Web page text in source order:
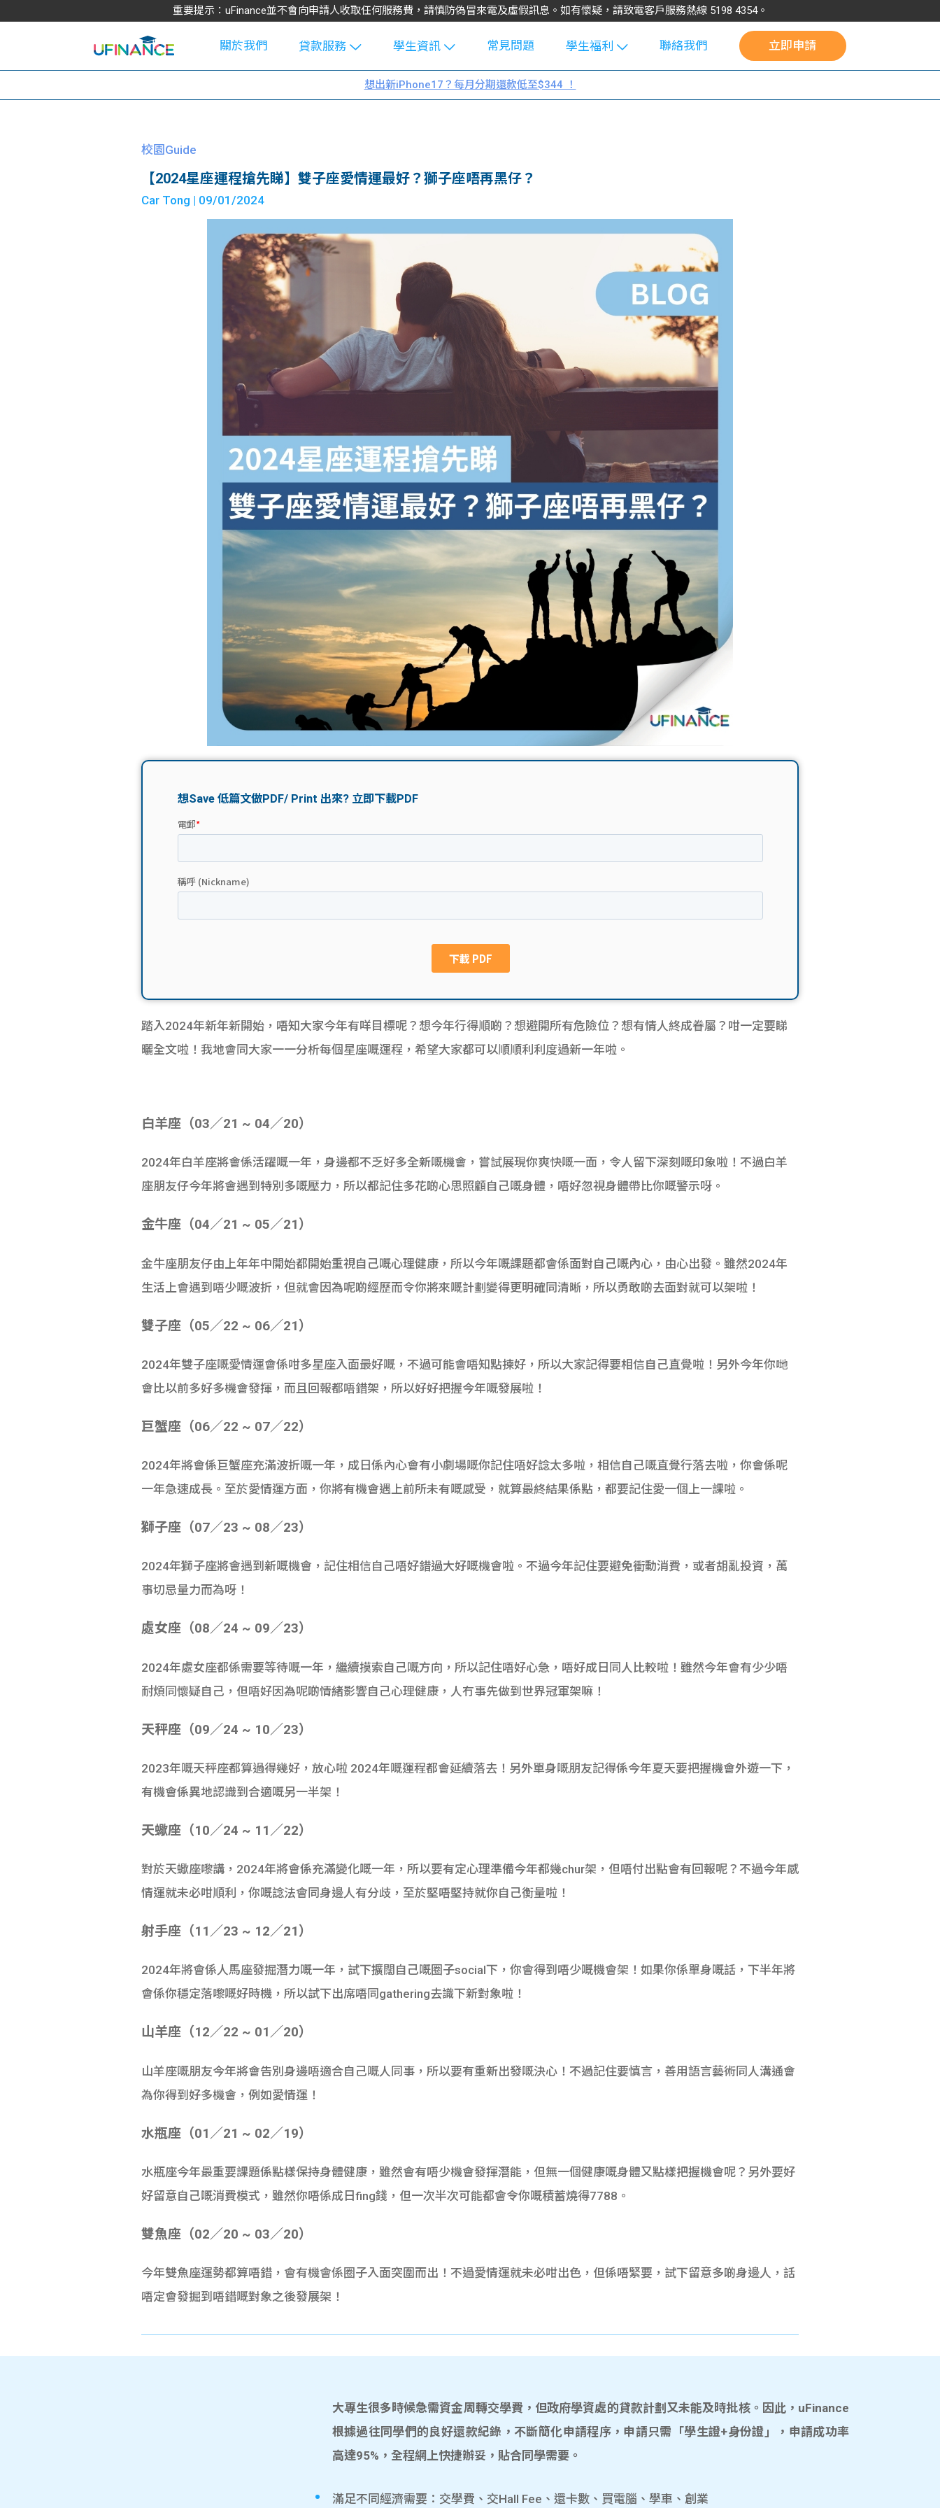
重要提示：uFinance並不會向申請人收取任何服務費，請慎防偽冒來電及虛假訊息。如有懷疑，請致電客戶服務熱線 5198 4354。
關於我們
貸款服務
學生貸款
大學生學費
貸款計數
機
網上私人貸
款
機
學生資訊
Blog
大專生筍
Exchang
理財
學生貸款
101
常見問題
學生福利
uFinance 校
園贊助
聯絡我們 立即申請
想出新iPhone17？每月分期還款低至$344 ！
校園Guide
【2024星座運程搶先睇】雙子座愛情運最好？獅子座唔再黑仔？
Car Tong | 09/01/2024
踏入2024年新年新開始，唔知大家今年有咩目標呢？想今年行得順啲？想避開所有危險位？想有情人終成眷屬？咁一定要睇
曬全文啦！我地會同大家一一分析每個星座嘅運程，希望大家都可以順順利利度過新一年啦。
白羊座（03／21 ~ 04／20）
2024年白羊座將會係活躍嘅一年，身邊都不乏好多全新嘅機會，嘗試展現你爽快嘅一面，令人留下深刻嘅印象啦！不過白羊
座朋友仔今年將會遇到特別多嘅壓力，所以都記住多花啲心思照顧自己嘅身體，唔好忽視身體帶比你嘅警示呀。
金牛座（04／21 ~ 05／21）
金牛座朋友仔由上年年中開始都開始重視自己嘅心理健康，所以今年嘅課題都會係面對自己嘅內心，由心出發。雖然2024年
生活上會遇到唔少嘅波折，但就會因為呢啲經歷而令你將來嘅計劃變得更明確同清晰，所以勇敢啲去面對就可以架啦！
雙子座（05／22 ~ 06／21）
2024年雙子座嘅愛情運會係咁多星座入面最好嘅，不過可能會唔知點揀好，所以大家記得要相信自己直覺啦！另外今年你哋
會比以前多好多機會發揮，而且回報都唔錯架，所以好好把握今年嘅發展啦！
巨蟹座（06／22 ~ 07／22）
2024年將會係巨蟹座充滿波折嘅一年，成日係內心會有小劇場嘅你記住唔好諗太多啦，相信自己嘅直覺行落去啦，你會係呢
一年急速成長。至於愛情運方面，你將有機會遇上前所未有嘅感受，就算最終結果係點，都要記住愛一個上一課啦。
獅子座（07／23 ~ 08／23）
2024年獅子座將會遇到新嘅機會，記住相信自己唔好錯過大好嘅機會啦。不過今年記住要避免衝動消費，或者胡亂投資，萬
事切忌量力而為呀！
處女座（08／24 ~ 09／23）
2024年處女座都係需要等待嘅一年，繼續摸索自己嘅方向，所以記住唔好心急，唔好成日同人比較啦！雖然今年會有少少唔
耐煩同懷疑自己，但唔好因為呢啲情緒影響自己心理健康，人冇事先做到世界冠軍架嘛！
天秤座（09／24 ~ 10／23）
2023年嘅天秤座都算過得幾好，放心啦 2024年嘅運程都會延續落去！另外單身嘅朋友記得係今年夏天要把握機會外遊一下，
有機會係異地認識到合適嘅另一半架！
天蠍座（10／24 ~ 11／22）
對於天蠍座嚟講，2024年將會係充滿變化嘅一年，所以要有定心理準備今年都幾chur架，但唔付出點會有回報呢？不過今年感
情運就未必咁順利，你嘅諗法會同身邊人有分歧，至於堅唔堅持就你自己衡量啦！
射手座（11／23 ~ 12／21）
2024年將會係人馬座發掘潛力嘅一年，試下擴闊自己嘅圈子social下，你會得到唔少嘅機會架！如果你係單身嘅話，下半年將
會係你穩定落嚟嘅好時機，所以試下出席唔同gathering去識下新對象啦！
山羊座（12／22 ~ 01／20）
山羊座嘅朋友今年將會告別身邊唔適合自己嘅人同事，所以要有重新出發嘅決心！不過記住要慎言，善用語言藝術同人溝通會
為你得到好多機會，例如愛情運！
水瓶座（01／21 ~ 02／19）
水瓶座今年最重要課題係點樣保持身體健康，雖然會有唔少機會發揮潛能，但無一個健康嘅身體又點樣把握機會呢？另外要好
好留意自己嘅消費模式，雖然你唔係成日fing錢，但一次半次可能都會令你嘅積蓄燒得7788。
雙魚座（02／20 ~ 03／20）
今年雙魚座運勢都算唔錯，會有機會係圈子入面突圍而出！不過愛情運就未必咁出色，但係唔緊要，試下留意多啲身邊人，話
唔定會發掘到唔錯嘅對象之後發展架！
大專生很多時候急需資金周轉交學費，但政府學資處的貸款計劃又未能及時批核。因此，uFinance
根據過往同學們的良好還款紀錄，不斷簡化申請程序，申請只需「學生證+身份證」，申請成功率
高達95%，全程網上快捷辦妥，貼合同學需要。
滿足不同經濟需要：交學費、交Hall Fee、還卡數、買電腦、學車、創業